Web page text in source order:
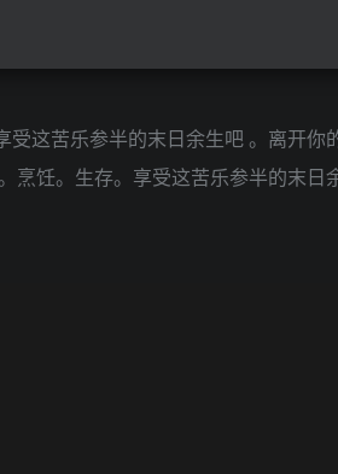
界在等待着你。一个栖息着令人
这苦乐参半的末日余生吧 。离开你
饪。生存。享受这苦乐参半的末日